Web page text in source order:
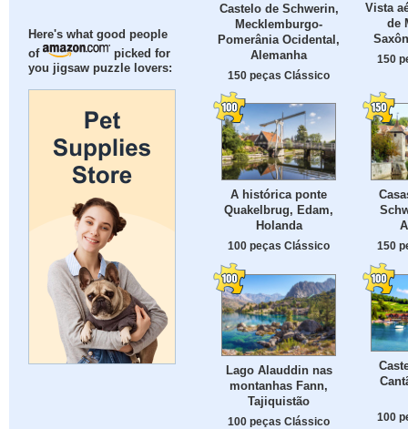
Here's what good people
of
picked for
you jigsaw puzzle lovers:
Castelo de Schwerin,
Mecklemburgo-
Pomerânia Ocidental,
Alemanha
150 peças Clássico
Vista
de
150
A histórica ponte
Quakelbrug, Edam,
Holanda
100 peças Clássico 150
Lago Alauddin nas
montanhas Fann,
Tajiquistão
100 peças Clássico 100